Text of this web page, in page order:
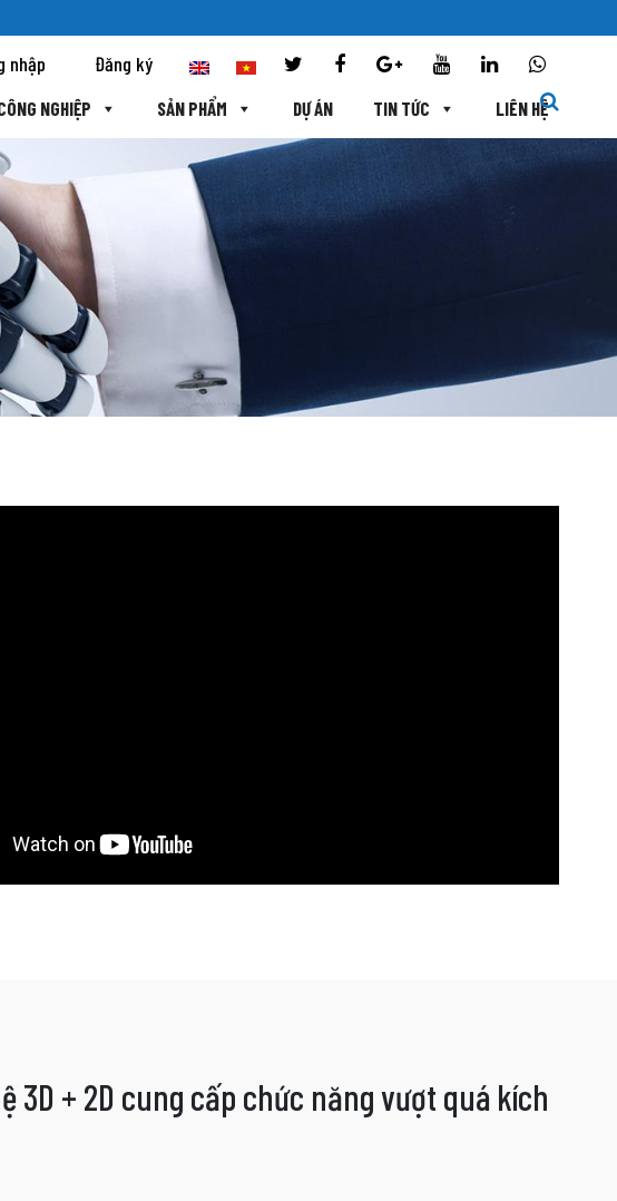
nhập Đăng ký
NGHIỆP SẢN PHẨM DỰ ÁN TIN TỨC LIÊN HỆ
3D + 2D cung cấp chức năng vượt quá kích